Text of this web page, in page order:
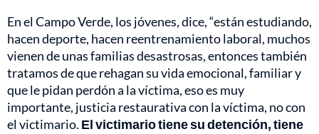
En el Campo Verde, los jóvenes, dice, “están estudiando,
hacen deporte, hacen reentrenamiento laboral, muchos
vienen de unas familias desastrosas, entonces también
tratamos de que rehagan su vida emocional, familiar y
que le pidan perdón a la víctima, eso es muy
importante, justicia restaurativa con la víctima, no con
el victimario. El victimario tiene su detención, tiene